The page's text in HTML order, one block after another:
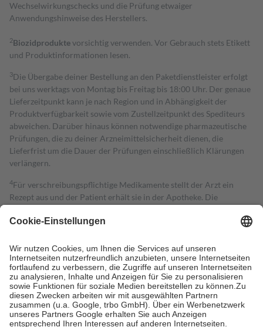
Wechselwirkungschecks und die Prüfung etwaiger
Anwendungshinweise des Herstellers.
2Biozidproduktevorsichtig verwenden. Vor Gebrauch stets Etikett
und Produktinformationen lesen.
3Die Übergabe deiner Bestellung an den Paketdienstleister erfolgt
bei uns werktags von Montag bis Freitag bis 18:00 Uhr. Der genaue
Lieferzeitpunkt kann je nach Region und in Abhängigkeit der
Produktverfügbarkeit sowie vom Zustellzeitpunkt des Spediteurs
abweichen. Darüber hinaus können notwendige pharmazeutische
Prüfungen, die zu deiner Arzneimittelsicherheit dienen, die
Lieferfrist um die Dauer der Prüfungen einschließlich Klärungen
verlängern.
4Für verschreibungspflichtige Medikamente stellt der Arzt ein
Rezept aus und der Patient erhält sie in der Apotheke. Die
Kosten dafür, der Versicherte trägt einen Teil davon als Zuzahlung
Grundsätzlich leisten Mitglieder Zuzahlungen in Höhe von zehn
Prozent des Abgabepreises,mindestensjedochfünf Euround
höchstens zehn Euro.Es sind jedoch nie mehr als die tatsächlichen
Kosten der Leistung zu entrichten.
Diese Regeln gelten grundsätzlich auch für Online-Apotheken.
Bei Heilmitteln und häuslicher Krankenpflege beträgt die
Zuzahlung zehn Prozent der Kosten sowie zehn Euro je